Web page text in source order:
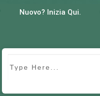
Nuovo? Inizia Qui.